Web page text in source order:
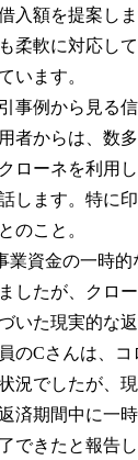
入額を提案し
柔軟に対応し
います。
事例から見る
者からは、数
ローネを利用
します。特に
のこと。
業資金の一時
したが、クロ
いた現実的な
のCさんは、
況でしたが、
済期間中に一
できたと報告し